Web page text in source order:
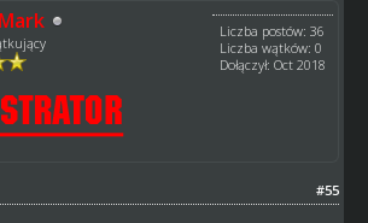
Liczba postów: 36
Liczba wątków: 0
Dołączył: Oct 2018
#55